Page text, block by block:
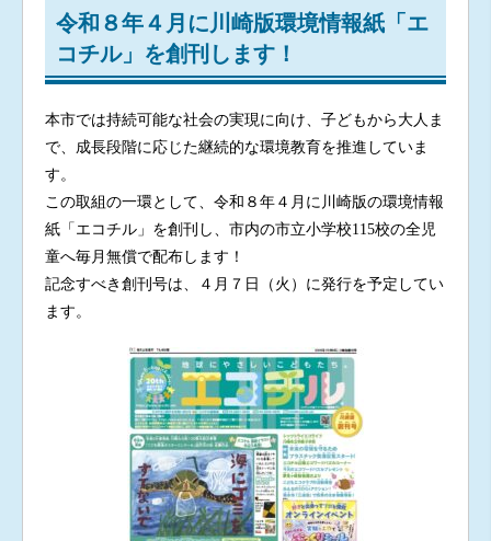
令和８年４月に川崎版環境情報紙「エ
コチル」を創刊します！
本市では持続可能な社会の実現に向け、子どもから大人ま
で、成長段階に応じた継続的な環境教育を推進していま
す。
この取組の一環として、令和８年４月に川崎版の環境情報
紙「エコチル」を創刊し、市内の市立小学校115校の全児
童へ毎月無償で配布します！
記念すべき創刊号は、４月７日（火）に発行を予定してい
ます。